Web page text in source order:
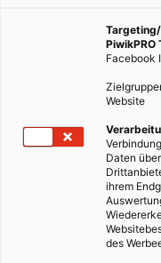
PiwikPRO
Facebook
Website
Daten
ihrem
des